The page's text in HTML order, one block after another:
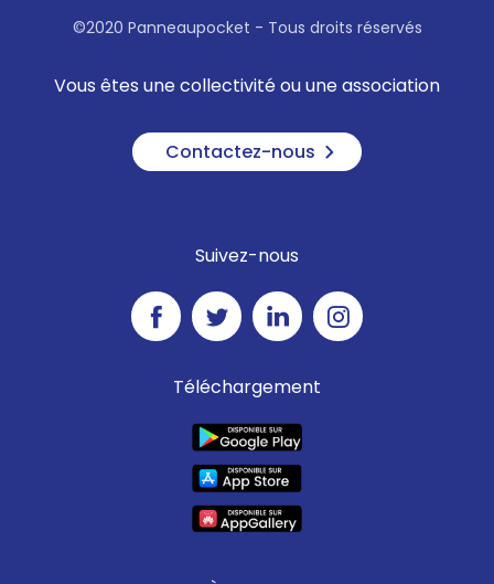
©2020 Panneaupocket - Tous droits réservés
Vous êtes une collectivité ou une association
Contactez-nous
Suivez-nous
Téléchargement